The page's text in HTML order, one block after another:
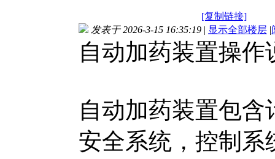
[复制链接]
发表于 2026-3-15 16:35:19 | 显示全部楼层 |
自动加药装置操作
自动加药装置包
安全系统，控制系